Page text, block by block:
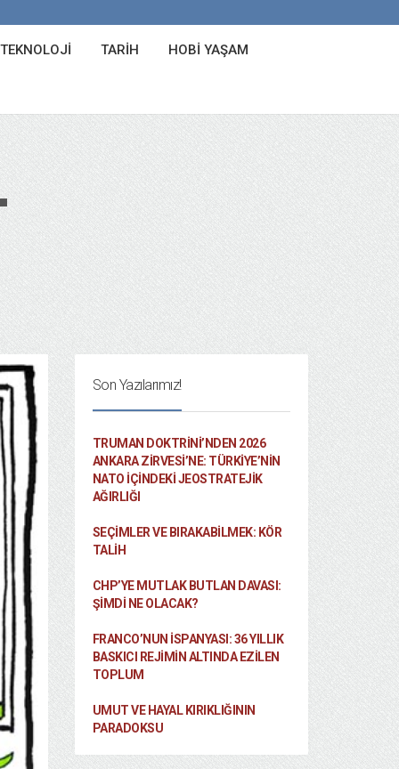
TARIH HOBI YAŞAM
Son Yazılarımız!
TRUMAN DOKTRINI’NDEN 2026
ANKARA ZIRVESI’NE: TÜRKIYE’NIN
NATO İÇINDEKI JEOSTRATEJIK
AĞIRLIĞI
SEÇIMLER VE BIRAKABILMEK: KÖR
TALIH
CHP’YE MUTLAK BUTLAN DAVASI:
ŞİMDİ NE OLACAK?
FRANCO’NUN İSPANYASI: 36 YILLIK
BASKICI REJIMIN ALTINDA EZILEN
TOPLUM
UMUT VE HAYAL KIRIKLIĞININ
PARADOKSU